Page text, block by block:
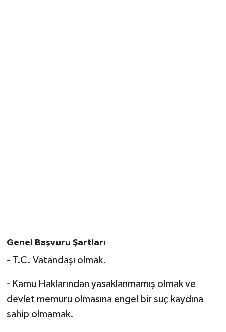
Genel Başvuru Şartları
- T.C. Vatandaşı olmak.
- Kamu Haklarından yasaklanmamış olmak ve
devlet memuru olmasına engel bir suç kaydına
sahip olmamak.